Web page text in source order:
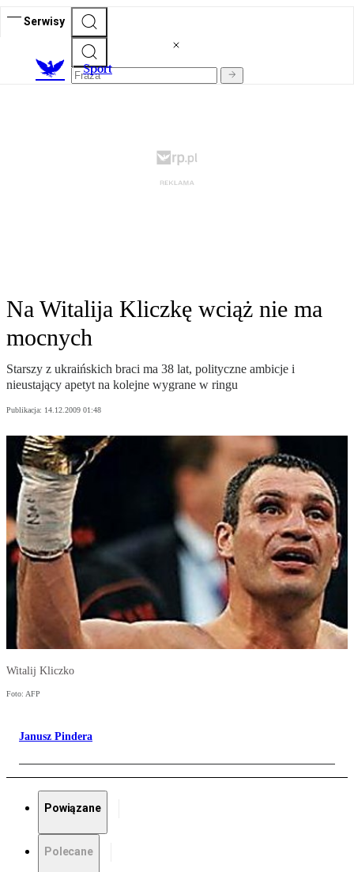
Serwisy
Sport
Na Witalija Kliczkę wciąż nie ma
mocnych
Starszy z ukraińskich braci ma 38 lat, polityczne ambicje i
nieustający apetyt na kolejne wygrane w ringu
Publikacja: 14.12.2009 01:48
Witalij Kliczko
Foto: AFP
Janusz Pindera
Powiązane
Polecane